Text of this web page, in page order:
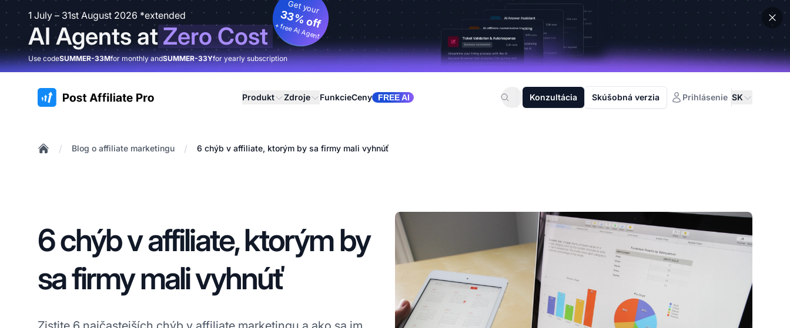
1 July – 31st August 2026 *extended
AI Agents atZero Cost
Get your
33% off
+ free AI Agent
Use codeSUMMER-33Mfor monthly andSUMMER-33Yfor yearly subscription
:site.title Produkt Zdroje FunkcieCeny FREE AI Konzultácia Skúšobná verzia Prihlásenie SK
/ Blog o affiliate marketingu / 6 chýb v affiliate, ktorým by sa firmy mali vyhnúť
6 chýb v affiliate, ktorým by
sa firmy mali vyhnúť